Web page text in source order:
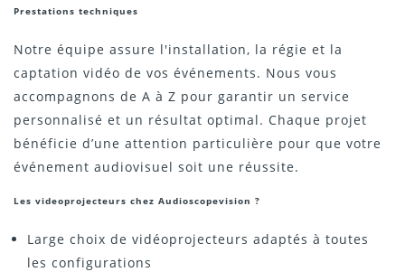
Prestations techniques
Notre équipe assure l'installation, la régie et la
captation vidéo de vos événements. Nous vous
accompagnons de A à Z pour garantir un service
personnalisé et un résultat optimal. Chaque projet
bénéficie d’une attention particulière pour que votre
événement audiovisuel soit une réussite.
Les videoprojecteurs chez Audioscopevision ?
Large choix de vidéoprojecteurs adaptés à toutes
les configurations